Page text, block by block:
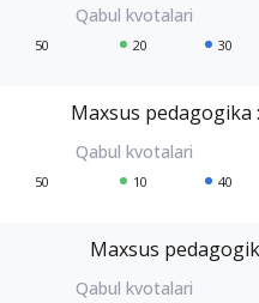
50 20 30
Maxsus
50 10 40
Maxsus